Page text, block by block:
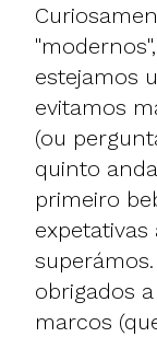
estejamos
evitamos
(ou
quinto
primeiro
expetativas
obrigados
marcos